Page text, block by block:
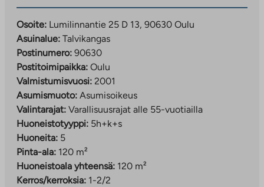
Osoite: Lumilinnantie 25 D 13, 90630 Oulu
Asuinalue: Talvikangas
Postinumero: 90630
Postitoimipaikka: Oulu
Valmistumisvuosi: 2001
Asumismuoto: Asumisoikeus
Valintarajat: Varallisuusrajat alle 55-vuotiailla
Huoneistotyyppi: 5h+k+s
Huoneita: 5
Pinta-ala: 120 m²
Huoneistoala yhteensä: 120 m²
Kerros/kerroksia: 1-2/2